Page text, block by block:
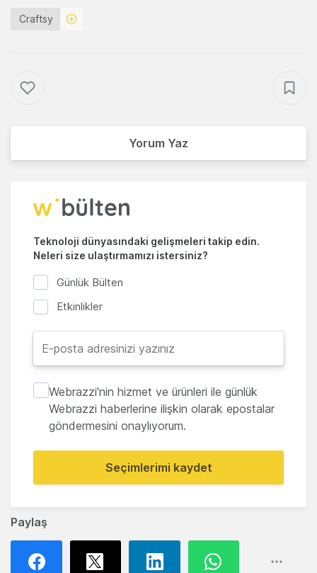
Paylaş
Craftsy
Yorum Yaz
Teknoloji dünyasındaki gelişmeleri takip edin.
Neleri size ulaştırmamızı istersiniz?
Günlük Bülten
Etkinlikler
Webrazzi'nin hizmet ve ürünleri ile günlük
Webrazzi haberlerine ilişkin olarak epostalar
göndermesini onaylıyorum.
Seçimlerimi kaydet